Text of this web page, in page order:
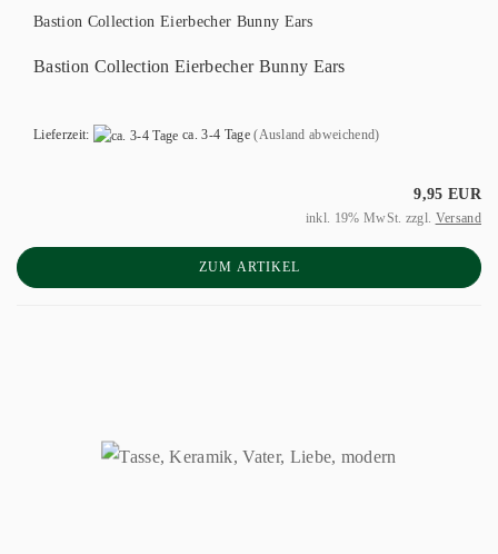
Bastion Collection Eierbecher Bunny Ears
Bastion Collection Eierbecher Bunny Ears
Lieferzeit: ca. 3-4 Tage (Ausland abweichend)
9,95 EUR
inkl. 19% MwSt. zzgl. Versand
ZUM ARTIKEL